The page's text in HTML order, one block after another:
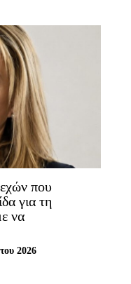
που
για τη
να
2026